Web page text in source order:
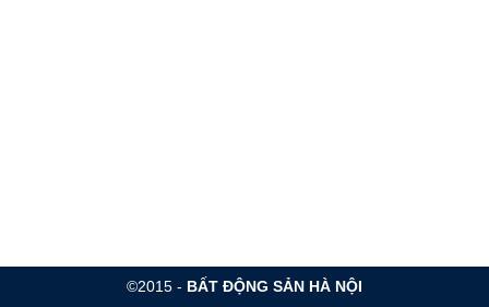
©2015 - BẤT ĐỘNG SẢN HÀ NỘI